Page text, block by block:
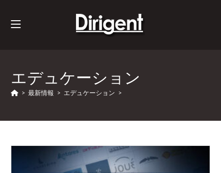
エデュケーション
> 最新情報 > エデュケーション >